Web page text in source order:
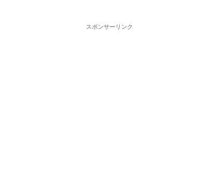
スポンサーリンク